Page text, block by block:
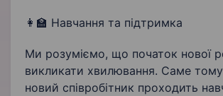
👩‍🏫 Навчання та підтримка
Ми розуміємо, що початок нової
викликати хвилювання. Саме
новий співробітник проходить